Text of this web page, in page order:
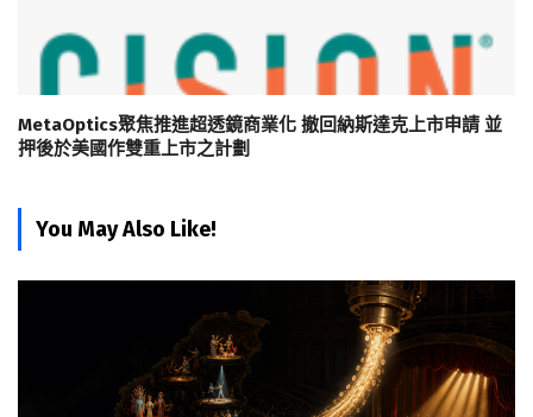
MetaOptics聚焦推進超透鏡商業化 撤回納斯達克上市申請 並
押後於美國作雙重上市之計劃
You May Also Like!